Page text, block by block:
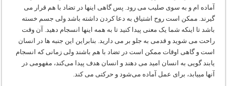
آماده ام و به سوی صلیب می رود. پس گاهی اینها در تضاد با هم قرار می
گیرند. ممکن است روح اشتیاق به دعا کردن داشته باشد ولی جسم خسته
باشد تا اینکه شما یک معنی پیدا کنید تا به همه اینها انسجام دهید. آن وقت
راحت می شوید و قدمی به جلو بر می دارید. بنابراین این جنبه ها در انسان
است و گاهی اوقات ممکن است در تضاد با هم باشند ولی زمانی که انسجام
یابند گویی به انسان امید می دهند و انسان هدف پیدا می‌کند، مفهومی در
آنها می‏یابد، برای عمل آماده می‌شود و حرکتی می کند.